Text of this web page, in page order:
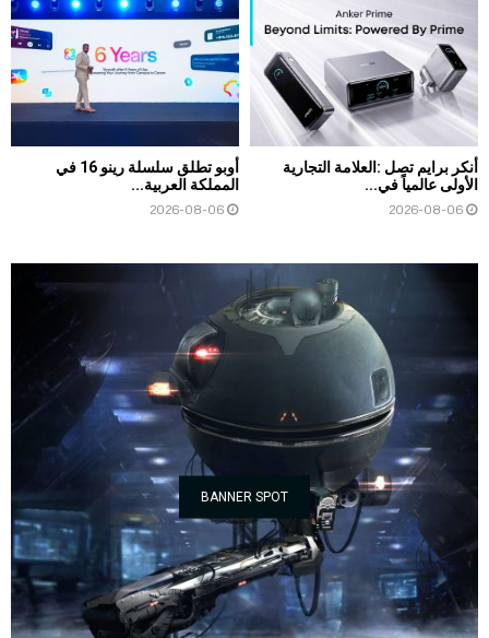
أنكر برايم تصل :العلامة التجارية
الأولى عالمياً في...
2026-08-06
أوبو تطلق سلسلة رينو 16 في
المملكة العربية...
2026-08-06
BANNER SPOT